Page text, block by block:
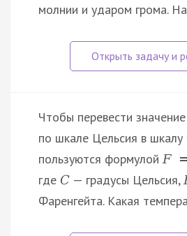
молнии и ударом грома.
Чтобы перевести
по шкале Цельсия в шкалу
пользуются формулойF
где C — градусы Цельсия,
Фаренгейта. Какая